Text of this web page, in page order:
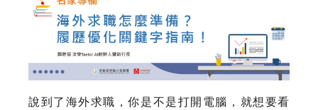
說到了海外求職，你是不是打開電腦，就想要看